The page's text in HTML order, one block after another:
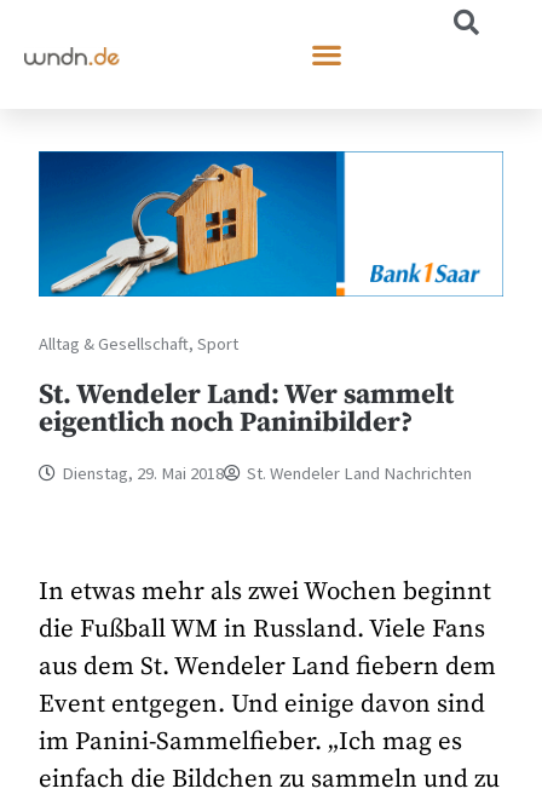
Alltag & Gesellschaft,Sport
St. Wendeler Land: Wer sammelt
eigentlich noch Paninibilder?
Dienstag, 29. Mai 2018 St. Wendeler Land Nachrichten
In etwas mehr als zwei Wochen beginnt
die Fußball WM in Russland. Viele Fans
aus dem St. Wendeler Land fiebern dem
Event entgegen. Und einige davon sind
im Panini-Sammelfieber. „Ich mag es
einfach die Bildchen zu sammeln und zu